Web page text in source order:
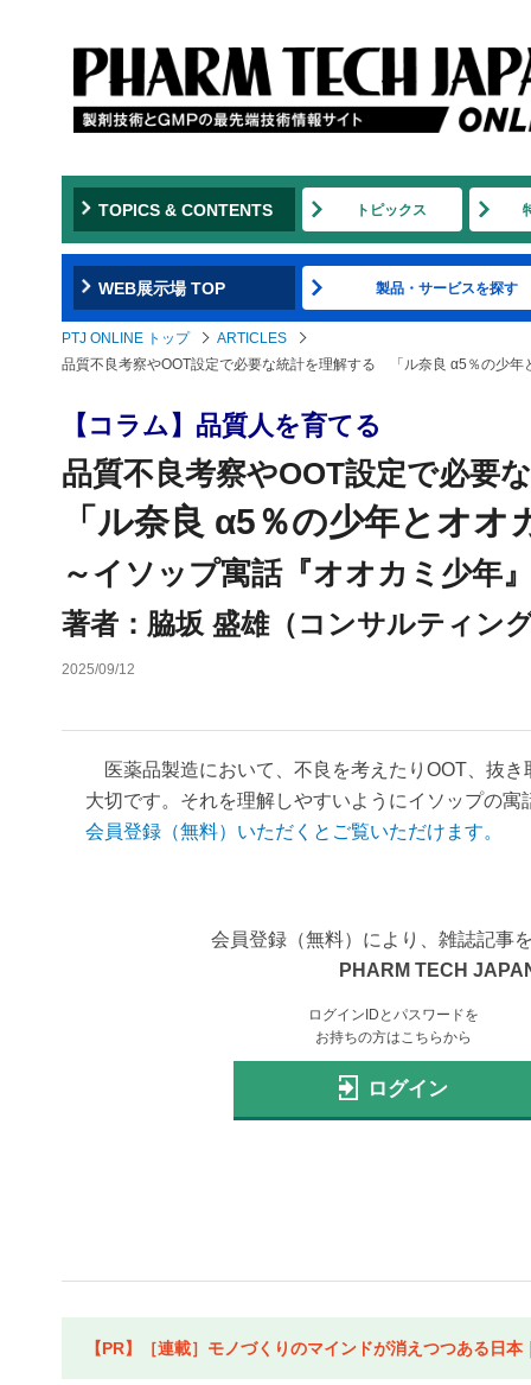
TOPICS & CONTENTS トピックス
WEB展示場 TOP 製品・サービスを探す
PTJ ONLINE トップ
ARTICLES
品質不良考察やOOT設定で必要な統計を理解する 「ル奈良 α5％の少
【コラム】品質人を育てる
品質不良考察やOOT設定で必要
「ル奈良 α5％の少年とオ
～イソップ寓話『オオカミ少年
著者：脇坂 盛雄（コンサルティン
2025/09/12
医薬品製造において、不良を考えたりOOT、抜
大切です。それを理解しやすいようにイソップの
会員登録（無料）いただくとご覧いただけます。
会員登録（無料）により、雑誌記事
PHARM TECH
ログインIDとパスワードを
お持ちの方はこちらから
ログイン
【PR】［連載］モノづくりのマインドが消えつつある日